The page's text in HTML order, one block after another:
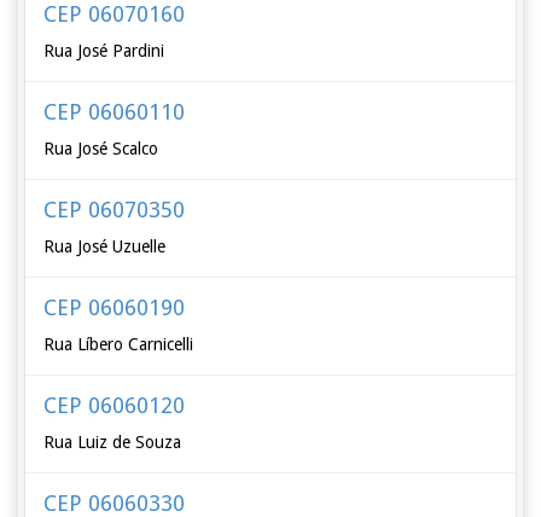
CEP 06070160
Rua José Pardini
CEP 06060110
Rua José Scalco
CEP 06070350
Rua José Uzuelle
CEP 06060190
Rua Líbero Carnicelli
CEP 06060120
Rua Luiz de Souza
CEP 06060330